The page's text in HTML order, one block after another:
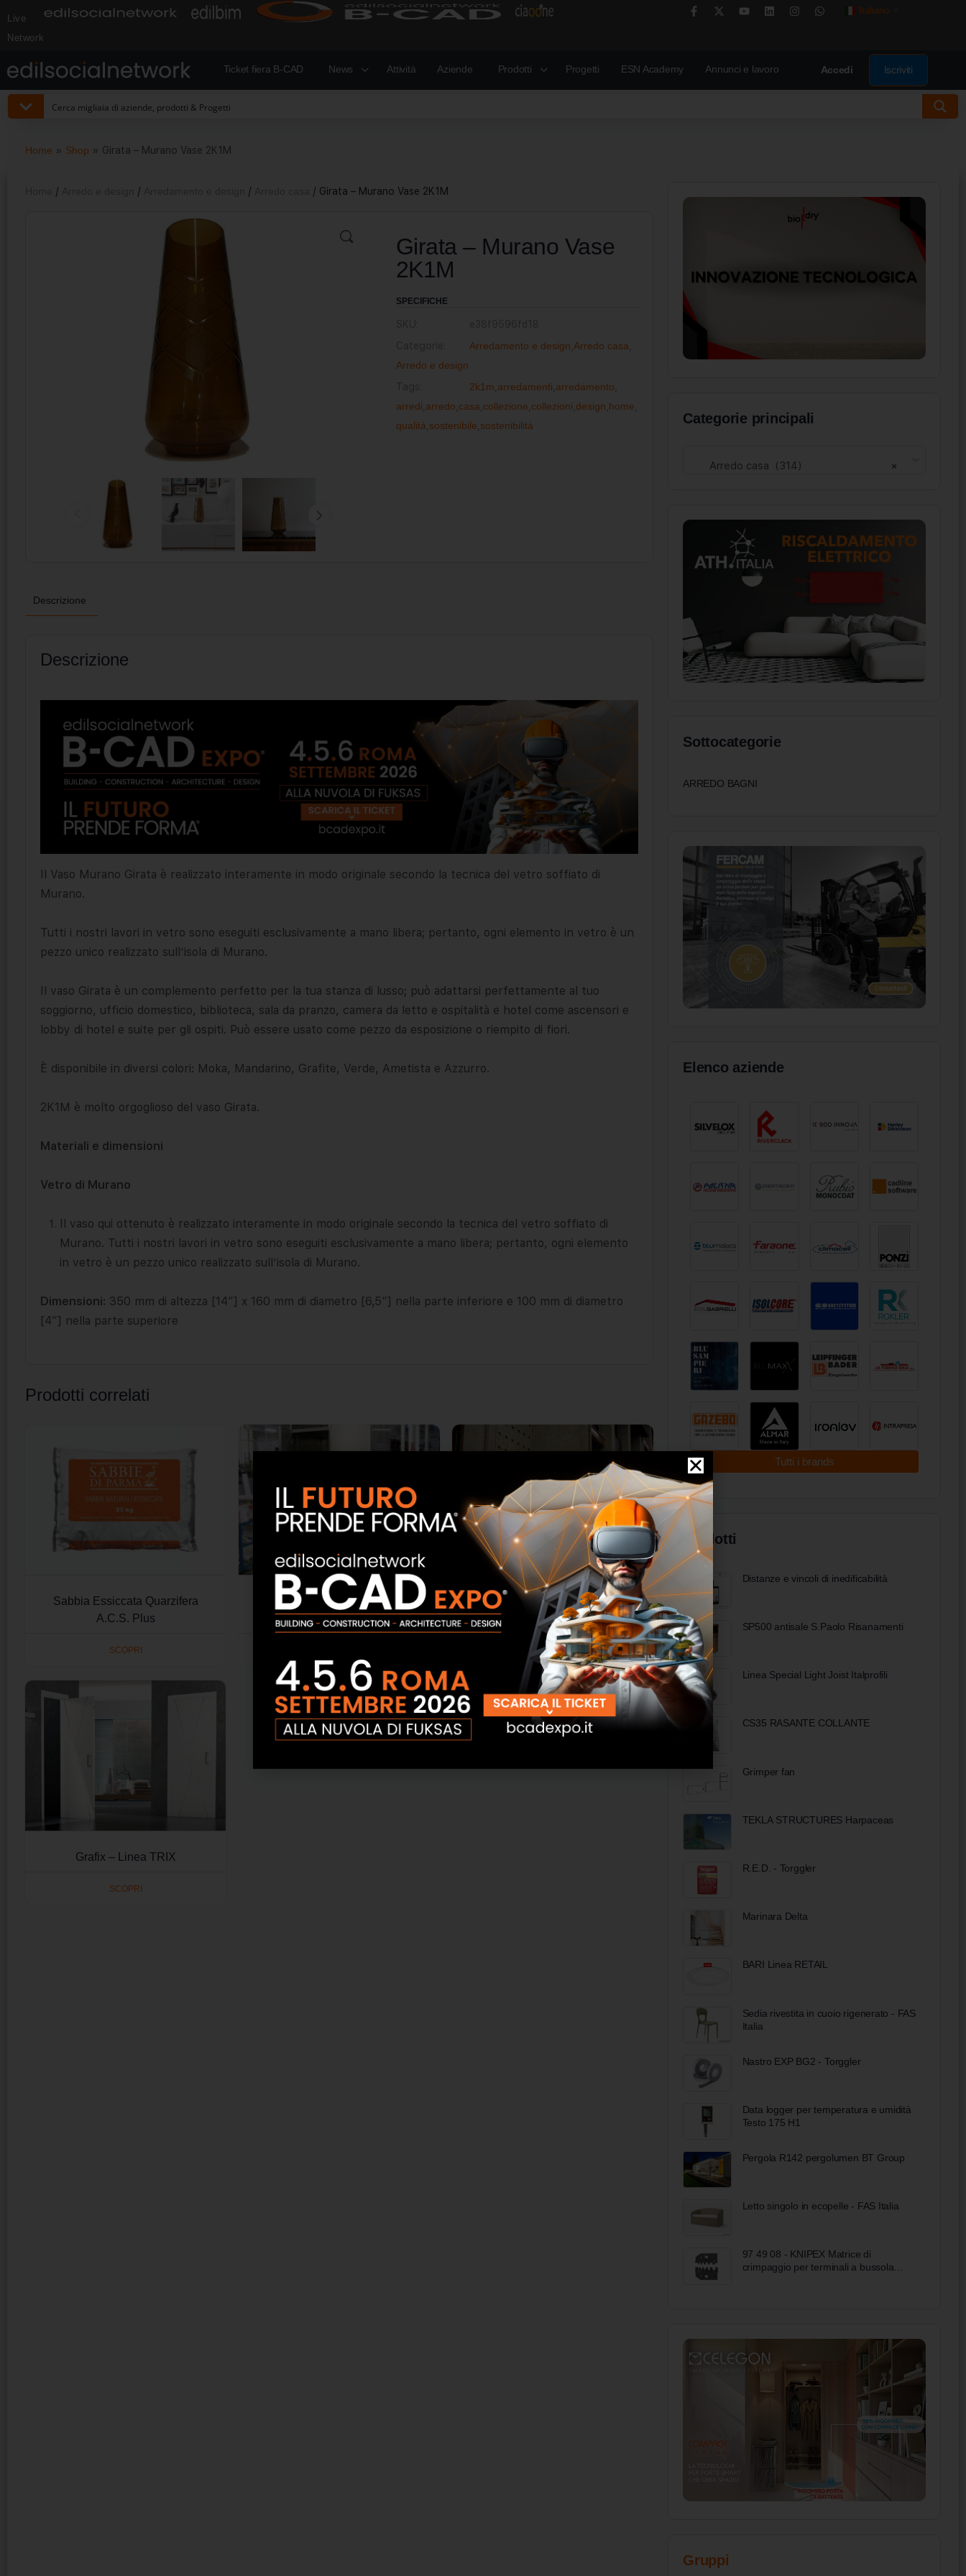
Live
Network
Italiano
Ticket fiera B-CAD News Attività Aziende Prodotti Progetti ESN Academy Annunci e lavoro Accedi Iscriviti
Home » Shop » Girata – Murano Vase 2K1M
/ / / / Girata – Murano Vase 2K1M
Girata – Murano Vase
2K1M
SPECIFICHE
Arredamento e design Arredo casa
Arredo e design
2k1m arredamenti arredamento
arredi arredo casa collezione collezioni design home
qualità sostenibile sostenibilità
Descrizione
Descrizione
Il Vaso Murano Girata è realizzato interamente in modo originale secondo la tecnica del vetro soffiato di
Murano.
Tutti i nostri lavori in vetro sono eseguiti esclusivamente a mano libera; pertanto, ogni elemento in vetro è un
pezzo unico realizzato sull’isola di Murano.
Il vaso Girata è un complemento perfetto per la tua stanza di lusso; può adattarsi perfettamente al tuo
soggiorno, ufficio domestico, biblioteca, sala da pranzo, camera da letto e ospitalità e hotel come ascensori e
lobby di hotel e suite per gli ospiti. Può essere usato come pezzo da esposizione o riempito di fiori.
È disponibile in diversi colori: Moka, Mandarino, Grafite, Verde, Ametista e Azzurro.
2K1M è molto orgoglioso del vaso Girata.
Materiali e dimensioni
Vetro di Murano
Il vaso qui ottenuto è realizzato interamente in modo originale secondo la tecnica del vetro soffiato di
Murano. Tutti i nostri lavori in vetro sono eseguiti esclusivamente a mano libera; pertanto, ogni elemento
in vetro è un pezzo unico realizzato sull’isola di Murano.
Dimensioni: 350 mm di altezza [14″] x 160 mm di diametro [6,5″] nella parte inferiore e 100 mm di diametro
[4″] nella parte superiore
Prodotti correlati
Sabbia Essiccata Quarzifera
A.C.S. Plus
SCOPRI
Armadi inox su misura
Cassette Postali Condominiali
Incassate a Muro Alubox
SCOPRI
Grafix – Linea TRIX
SCOPRI
Categorie principali
×
Arredo casa (314)
Sottocategorie
ARREDO BAGNI
Elenco aziende
Tutti i brands
Prodotti
Distanze e vincoli di inedificabilità
SP500 antisale S.Paolo Risanamenti
Linea Special Light Joist Italprofili
CS35 RASANTE COLLANTE
Grimper fan
TEKLA STRUCTURES Harpaceas
R.E.D. - Torggler
Marinara Delta
BARI Linea RETAIL
Sedia rivestita in cuoio rigenerato - FAS
Italia
Nastro EXP BG2 - Torggler
Data logger per temperatura e umidità
Testo 175 H1
Pergola R142 pergolumen BT Group
Letto singolo in ecopelle - FAS Italia
97 49 08 - KNIPEX Matrice di
crimpaggio per terminali a bussola
Gruppi